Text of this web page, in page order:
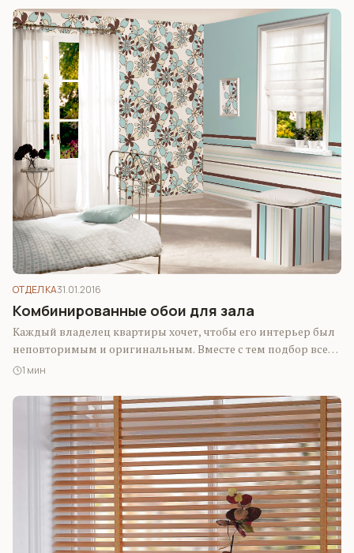
ОТДЕЛКА31.01.2016
Комбинированные обои для зала
Каждый владелец квартиры хочет, чтобы его интерьер был
неповторимым и оригинальным. Вместе с тем подбор всех
предметов обстановки, покрытий и…
1 мин